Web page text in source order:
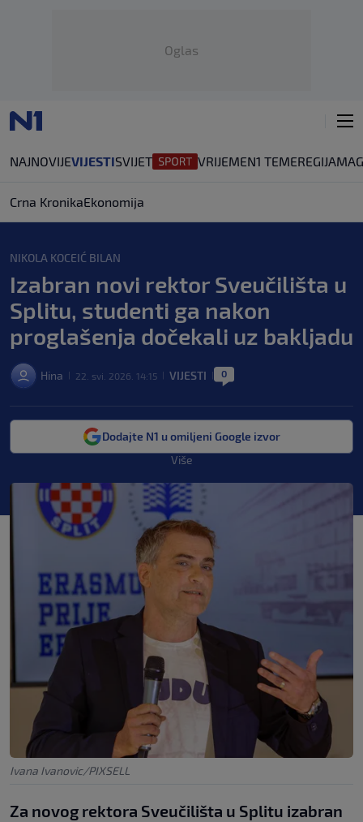
Oglas
NAJNOVIJEVIJESTISVIJET VRIJEMEN1 TEMEREGIJA
Crna KronikaEkonomija
NIKOLA KOCEIĆ BILAN
Izabran novi rektor Sveučilišta u
Splitu, studenti ga nakon
proglašenja dočekali uz bakljadu
Hina 22. svi. 2026. 14:15 VIJESTI 0
Dodajte N1 u omiljeni Google izvor
Više
Ivana Ivanovic/PIXSELL
Za novog rektora Sveučilišta u Splitu izabran